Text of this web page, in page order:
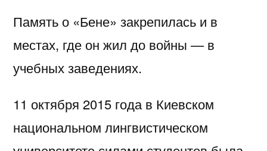
Память о «Бене» закрепилась и в
местах, где он жил до войны — в
учебных заведениях.
11 октября 2015 года в Киевском
национальном лингвистическом